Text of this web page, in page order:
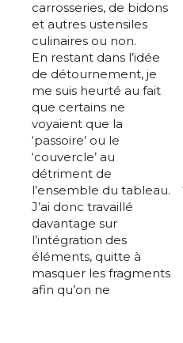
carrosseries, de bidons
et autres ustensiles
culinaires ou non.
En restant dans l’idée
de détournement, je
me suis heurté au fait
que certains ne
voyaient que la
‘passoire’ ou le
‘couvercle’ au
détriment de
l’ensemble du tableau.
J’ai donc travaillé
davantage sur
l’intégration des
éléments, quitte à
masquer les fragments
afin qu’on ne